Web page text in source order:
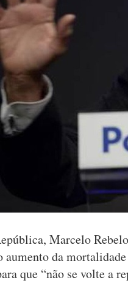
Marcelo
aumento da
que “não se volte a